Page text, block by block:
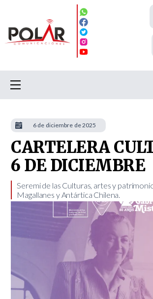
CARTELERA
6 DE DICIEMBRE
​​Seremi de las Culturas, artes y
Magallanes y Antártica Chilena.
6 de diciembre de 2025